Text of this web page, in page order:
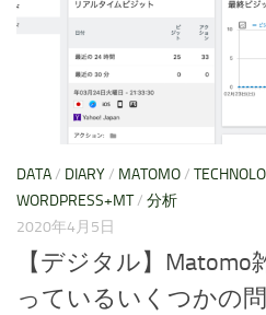
DATA/ DIARY/ MATOMO/
WORDPRESS+MT/ 分析
2020年4月5日
【デジタル】Matomo
っているいくつかの